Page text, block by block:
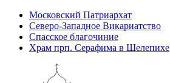
Московский Патриархат
Северо-Западное Викариатство
Спасское благочиние
Храм прп. Серафима в Шелепихе